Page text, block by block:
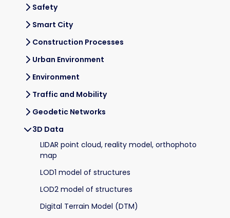
Safety
Smart City
Construction Processes
Urban Environment
Environment
Traffic and Mobility
Geodetic Networks
3D Data
LIDAR point cloud, reality model, orthophoto
map
LOD1 model of structures
LOD2 model of structures
Digital Terrain Model (DTM)